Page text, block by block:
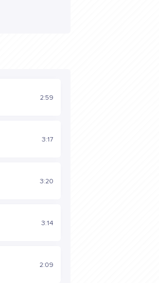
2:59
3:17
3:20
3:14
2:09